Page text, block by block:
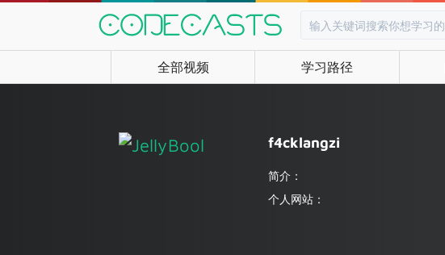
全部视频 学习路径
f4cklangzi
简介：
个人网站：